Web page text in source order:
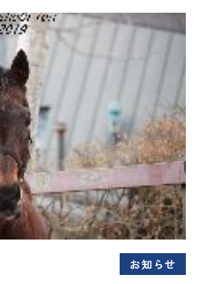
お知らせ